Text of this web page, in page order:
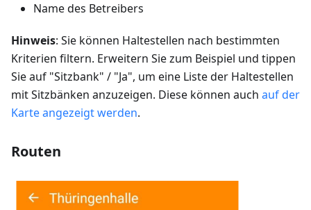
Name des Betreibers
Hinweis: Sie können Haltestellen nach bestimmten
Kriterien filtern. Erweitern Sie zum Beispiel und tippen
Sie auf "Sitzbank" / "Ja", um eine Liste der Haltestellen
mit Sitzbänken anzuzeigen. Diese können auch auf der
Karte angezeigt werden.
Routen